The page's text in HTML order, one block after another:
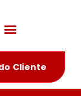
Cliente